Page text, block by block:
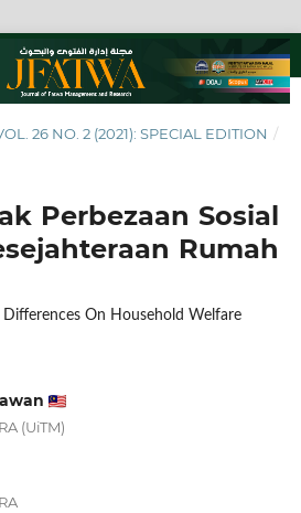
26 NO. 2 (2021): SPECIAL EDITION /
Perbezaan Sosial
Rumah
On Household Welfare
(UiTM)